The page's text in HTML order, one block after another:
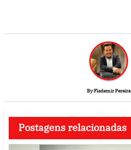
ByFlademir Pereira
Postagens relacionadas